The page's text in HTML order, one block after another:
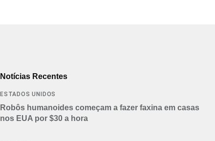
Notícias Recentes
ESTADOS UNIDOS
Robôs humanoides começam a fazer faxina em casas
nos EUA por $30 a hora